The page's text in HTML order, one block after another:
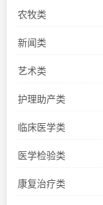
农牧类
新闻类
艺术类
护理助产类
临床医学类
医学检验类
康复治疗类